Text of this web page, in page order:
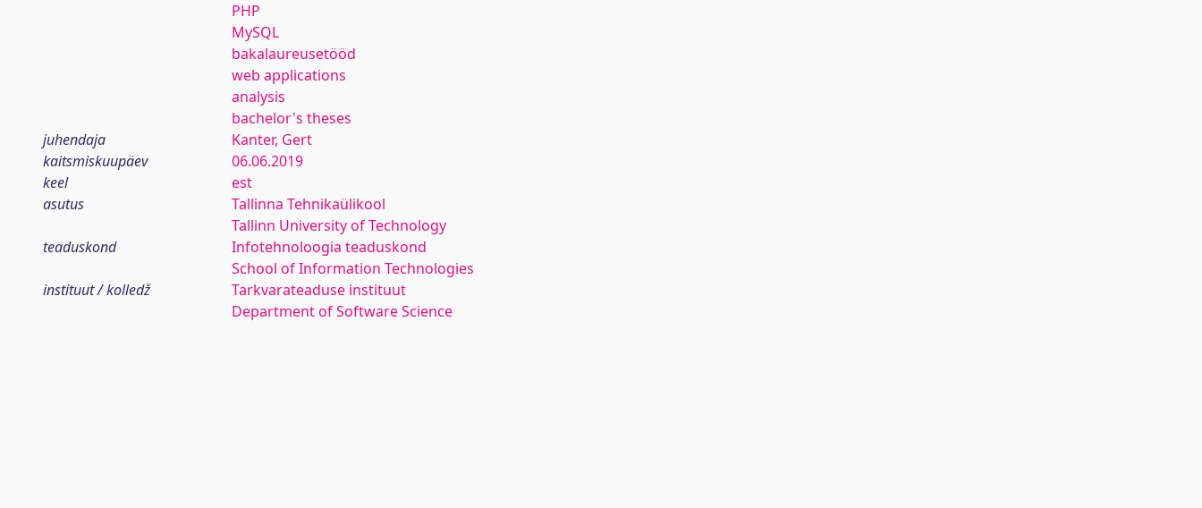
PHP
MySQL
bakalaureusetööd
web applications
analysis
bachelor's theses
juhendaja
Kanter, Gert
kaitsmiskuupäev
06.06.2019
keel
est
asutus
Tallinna Tehnikaülikool
Tallinn University of Technology
teaduskond
Infotehnoloogia teaduskond
School of Information Technologies
instituut / kolledž
Tarkvarateaduse instituut
Department of Software Science